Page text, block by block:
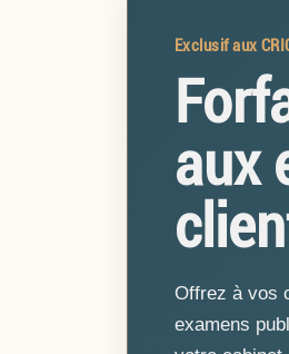
Exclusif aux
aux
Offrez à vos
examens